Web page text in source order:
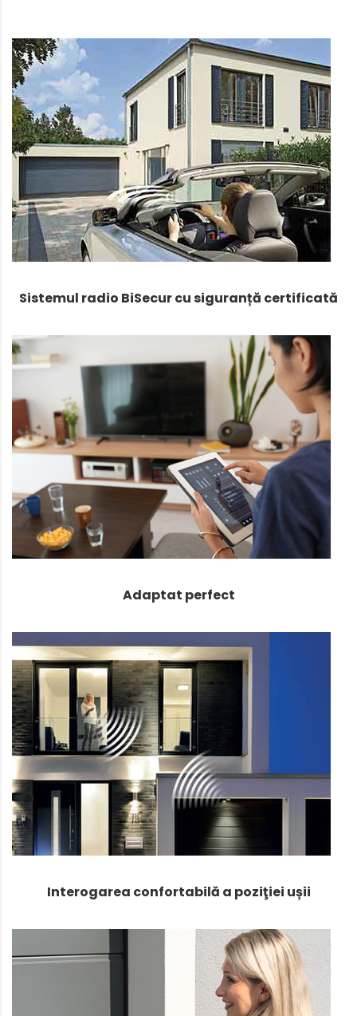
Sistemul radio BiSecur cu siguranță certificată
Adaptat perfect
Interogarea confortabilă a poziţiei ușii